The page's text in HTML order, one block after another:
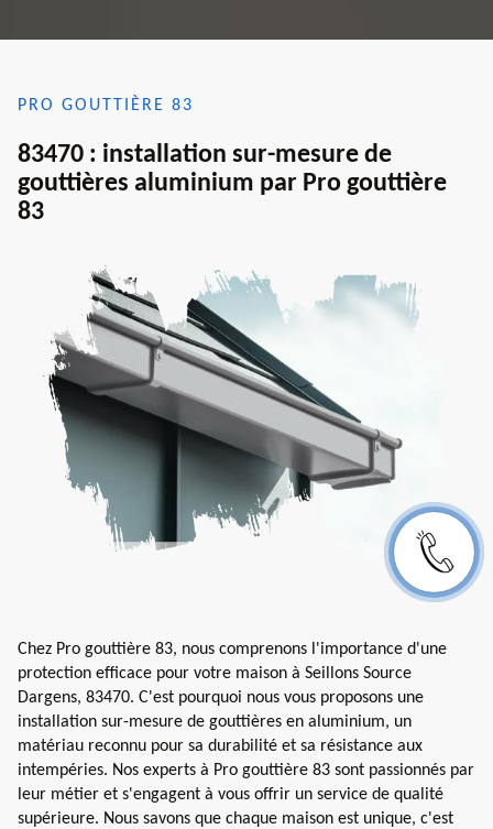
PRO GOUTTIÈRE 83
83470 : installation sur-mesure de
gouttières aluminium par Pro gouttière
83
Chez Pro gouttière 83, nous comprenons l'importance d'une
protection efficace pour votre maison à Seillons Source
Dargens, 83470. C'est pourquoi nous vous proposons une
installation sur-mesure de gouttières en aluminium, un
matériau reconnu pour sa durabilité et sa résistance aux
intempéries. Nos experts à Pro gouttière 83 sont passionnés par
leur métier et s'engagent à vous offrir un service de qualité
supérieure. Nous savons que chaque maison est unique, c'est